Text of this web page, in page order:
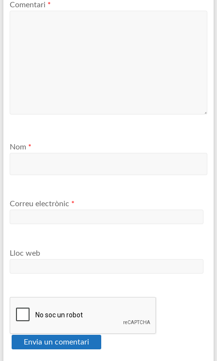
Comentari *
Nom *
Correu electrònic *
Lloc web